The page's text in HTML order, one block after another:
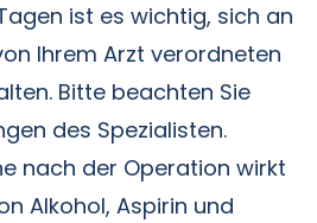
ist es wichtig, sich an
Ihrem Arzt verordneten
Bitte beachten Sie
des Spezialisten.
nach der Operation wirkt
Alkohol, Aspirin und